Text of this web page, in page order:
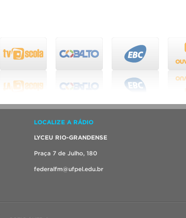
LOCALIZE A RÁDIO
LYCEU RIO-GRANDENSE
Praça 7 de Julho, 180
federalfm@ufpel.edu.br